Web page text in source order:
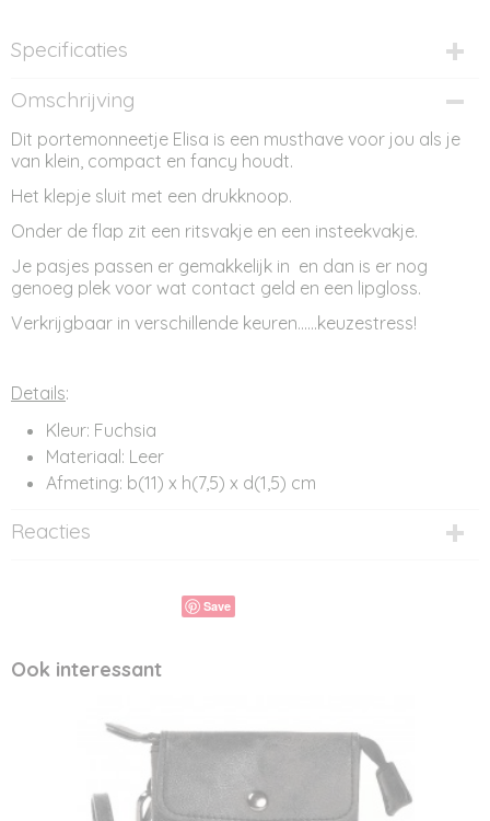
Specificaties
Productcode
PM12028
Afmetingen (l,b,h)
11 x 1,50 x 7,50 cm
Omschrijving
Dit portemonneetje Elisa is een musthave voor jou als je
van klein, compact en fancy houdt.
Het klepje sluit met een drukknoop.
Onder de flap zit een ritsvakje en een insteekvakje.
Je pasjes passen er gemakkelijk in en dan is er nog
genoeg plek voor wat contact geld en een lipgloss.
Verkrijgbaar in verschillende keuren......keuzestress!
Details:
Kleur: Fuchsia
Materiaal: Leer
Afmeting: b(11) x h(7,5) x d(1,5) cm
Reacties
Save
Ook interessant